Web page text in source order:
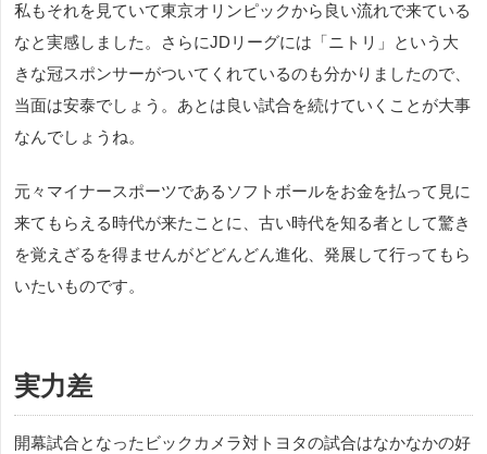
私もそれを見ていて東京オリンピックから良い流れで来ている
なと実感しました。さらにJDリーグには「ニトリ」という大
きな冠スポンサーがついてくれているのも分かりましたので、
当面は安泰でしょう。あとは良い試合を続けていくことが大事
なんでしょうね。
元々マイナースポーツであるソフトボールをお金を払って見に
来てもらえる時代が来たことに、古い時代を知る者として驚き
を覚えざるを得ませんがどどんどん進化、発展して行ってもら
いたいものです。
実力差
開幕試合となったビックカメラ対トヨタの試合はなかなかの好